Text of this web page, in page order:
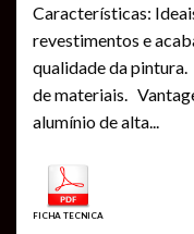
Características:
revestimentos e
qualidade da
de materiais.
alumínio de alta
FICHA TECNICA